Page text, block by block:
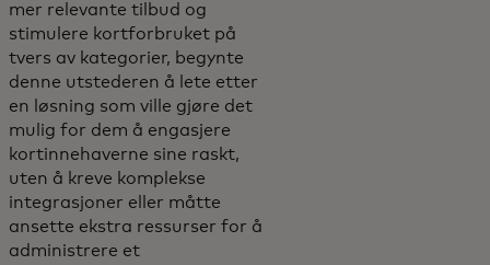
mer relevante tilbud og
stimulere kortforbruket på
tvers av kategorier, begynte
denne utstederen å lete etter
en løsning som ville gjøre det
mulig for dem å engasjere
kortinnehaverne sine raskt,
uten å kreve komplekse
integrasjoner eller måtte
ansette ekstra ressurser for å
administrere et